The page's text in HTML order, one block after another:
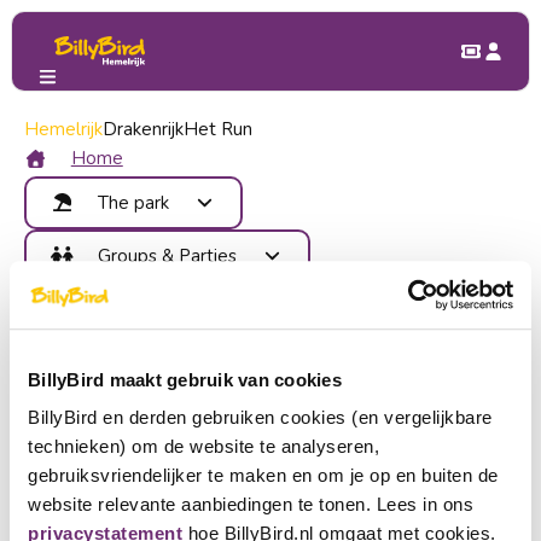
BillyBird maakt gebruik van cookies
BillyBird en derden gebruiken cookies (en vergelijkbare
technieken) om de website te analyseren,
gebruiksvriendelijker te maken en om je op en buiten de
website relevante aanbiedingen te tonen. Lees in ons
privacystatement hoe BillyBird.nl omgaat met cookies.
HemelrijkDrakenrijkHet Run
Home
The park
Attractions
Map
Events
Groups & Parties
Children's Party
School trip
Group outing
Benefits
Contact
Buy tickets
Choose a language
Nederlands
Become partner
The Park Attractions
Poppentheater
Puppet Theatre